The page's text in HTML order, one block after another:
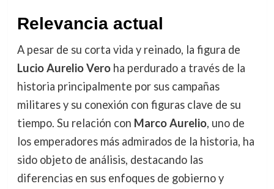
Relevancia actual
A pesar de su corta vida y reinado, la figura de
Lucio Aurelio Veroha perdurado a través de la
historia principalmente por sus campañas
militares y su conexión con figuras clave de su
tiempo. Su relación con Marco Aurelio, uno de
los emperadores más admirados de la historia, ha
sido objeto de análisis, destacando las
diferencias en sus enfoques de gobierno y